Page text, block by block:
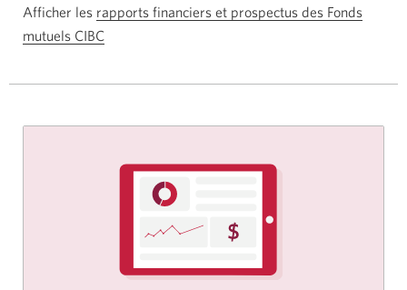
Afficher les rapports financiers et prospectus des Fonds
mutuels CIBC